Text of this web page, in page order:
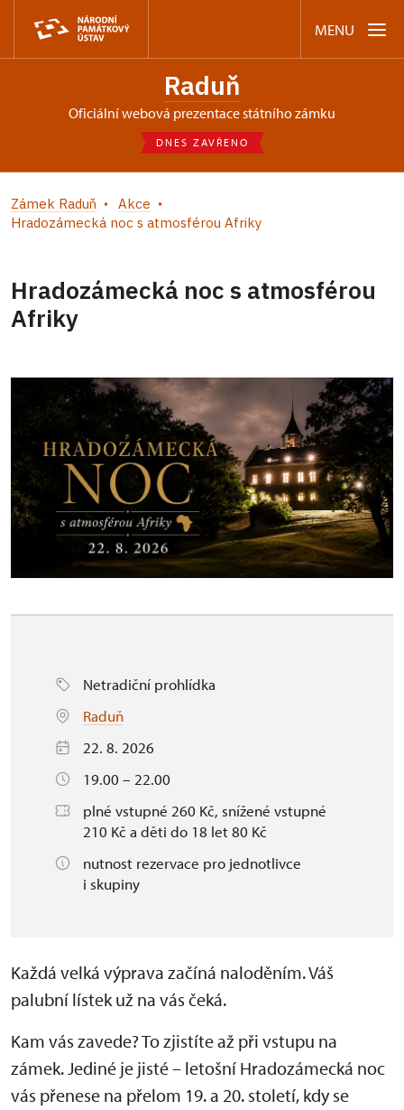
MENU
Raduň
oficiální webová prezentace státního zámku
DNES ZAVŘENO
Zámek Raduň
Akce
Hradozámecká noc s atmosférou Afriky
Hradozámecká noc s atmosférou
Afriky
Netradiční prohlídka
Raduň
22. 8. 2026
19.00 – 22.00
plné vstupné 260 Kč, snížené vstupné
210 Kč a děti do 18 let 80 Kč
nutnost rezervace pro jednotlivce
i skupiny
Každá velká výprava začíná naloděním. Váš
palubní lístek už na vás čeká.
Kam vás zavede? To zjistíte až při vstupu na
zámek. Jediné je jisté – letošní Hradozámecká noc
vás přenese na přelom 19. a 20. století, kdy se